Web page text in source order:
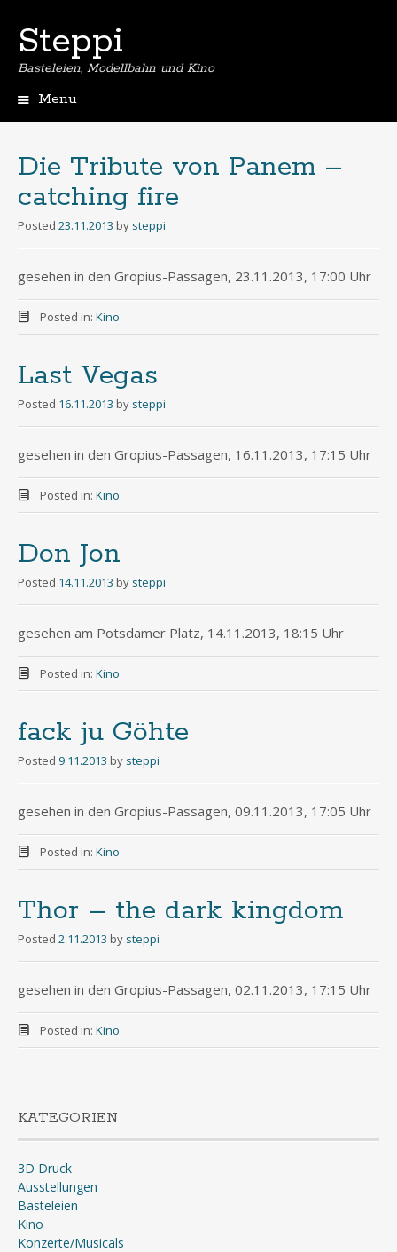
Steppi
Basteleien, Modellbahn und Kino
Menu
Die Tribute von Panem –
catching fire
Posted 23.11.2013 by steppi
gesehen in den Gropius-Passagen, 23.11.2013, 17:00 Uhr
Posted in: Kino
Last Vegas
Posted 16.11.2013 by steppi
gesehen in den Gropius-Passagen, 16.11.2013, 17:15 Uhr
Posted in: Kino
Don Jon
Posted 14.11.2013 by steppi
gesehen am Potsdamer Platz, 14.11.2013, 18:15 Uhr
Posted in: Kino
fack ju Göhte
Posted 9.11.2013 by steppi
gesehen in den Gropius-Passagen, 09.11.2013, 17:05 Uhr
Posted in: Kino
Thor – the dark kingdom
Posted 2.11.2013 by steppi
gesehen in den Gropius-Passagen, 02.11.2013, 17:15 Uhr
Posted in: Kino
KATEGORIEN
3D Druck
Ausstellungen
Basteleien
Kino
Konzerte/Musicals